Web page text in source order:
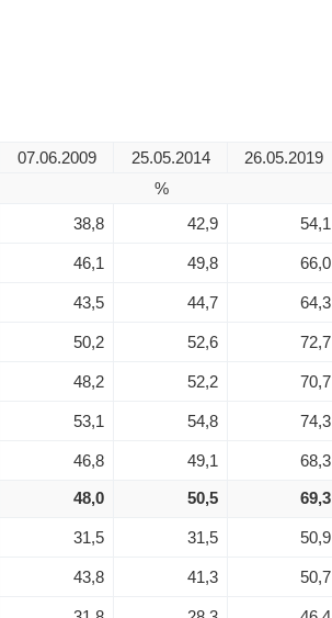
07.06.2009 25.05.2014 26.05.2019
%
38,8 42,9 54,1
46,1 49,8 66,0
43,5 44,7 64,3
50,2 52,6 72,7
48,2 52,2 70,7
53,1 54,8 74,3
46,8 49,1 68,3
48,0 50,5 69,3
31,5 31,5 50,9
43,8 41,3 50,7